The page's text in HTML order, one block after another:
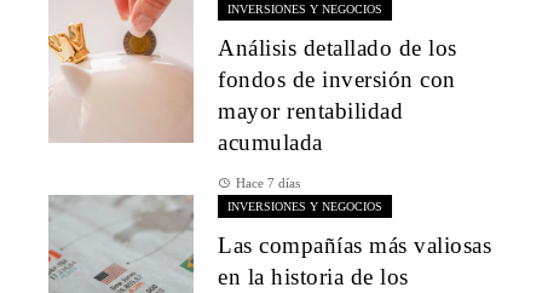
INVERSIONES Y NEGOCIOS
Análisis detallado de los
fondos de inversión con
mayor rentabilidad
acumulada
Hace 7 días
INVERSIONES Y NEGOCIOS
Las compañías más valiosas
en la historia de los